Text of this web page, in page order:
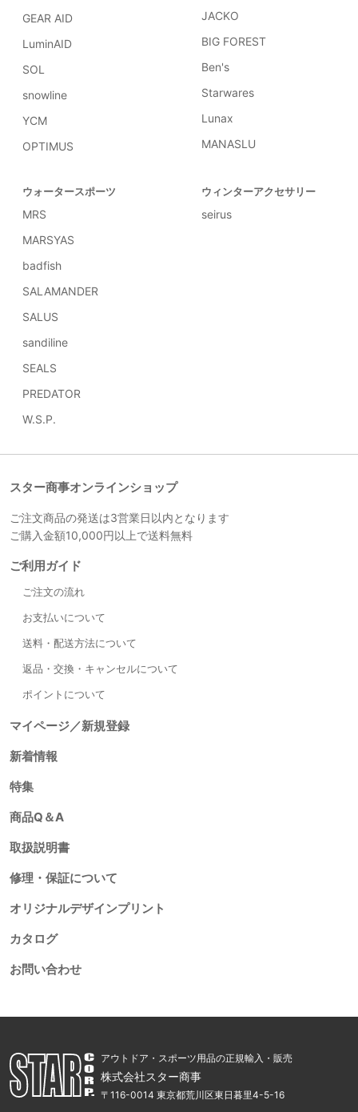
スター商事オンラインショップ
ご注文商品の発送は3営業日以内となります
ご購入金額10,000円以上で送料無料
ご利用ガイド
ご注文の流れ
お支払いについて
送料・配送方法について
返品・交換・キャンセルについて
ポイントについて
マイページ／新規登録
新着情報
特集
商品Q＆A
取扱説明書
修理・保証について
オリジナルデザインプリント
カタログ
お問い合わせ
GEAR AID
LuminAID
SOL
snowline
YCM
OPTIMUS
JACKO
BIG FOREST
Ben's
Starwares
Lunax
MANASLU
ウォータースポーツ
MRS
MARSYAS
badfish
SALAMANDER
SALUS
sandiline
SEALS
PREDATOR
W.S.P.
ウィンターアクセサリー
seirus
アウトドア・スポーツ用品の正規輸入・販売
株式会社スター商事
〒116-0014 東京都荒川区東日暮里4-5-16